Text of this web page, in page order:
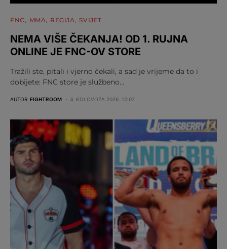
FNC MMA REGIJA SVIJET
NEMA VIŠE ČEKANJA! OD 1. RUJNA
ONLINE JE FNC-OV STORE
Tražili ste, pitali i vjerno čekali, a sad je vrijeme da to i
dobijete: FNC store je službeno…
AUTOR FIGHTROOM 4. KOLOVOZA 2026. 12:07